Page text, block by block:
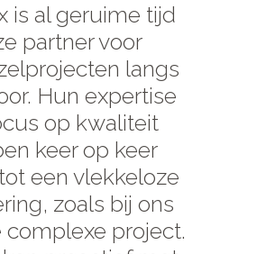
is al geruime tijd
partner voor
langs
Hun expertise
op kwaliteit
keer op keer
een vlekkeloze
zoals bij ons
complexe project.